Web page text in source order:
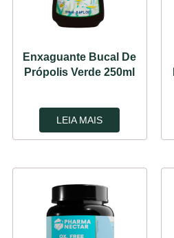
Enxaguante Bucal De
Própolis Verde 250ml
LEIA MAIS